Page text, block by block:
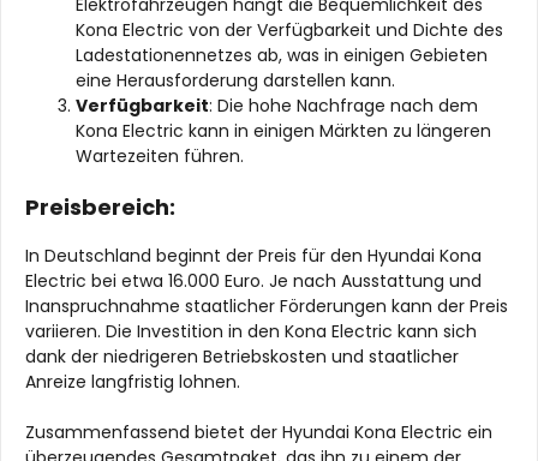
Kona Electric von der Verfügbarkeit und Dichte des
Ladestationennetzes ab, was in einigen Gebieten
eine Herausforderung darstellen kann.
Verfügbarkeit: Die hohe Nachfrage nach dem
Kona Electric kann in einigen Märkten zu längeren
Wartezeiten führen.
Preisbereich:
In Deutschland beginnt der Preis für den Hyundai Kona
Electric bei etwa 16.000 Euro. Je nach Ausstattung und
Inanspruchnahme staatlicher Förderungen kann der Preis
variieren. Die Investition in den Kona Electric kann sich
dank der niedrigeren Betriebskosten und staatlicher
Anreize langfristig lohnen.
Zusammenfassend bietet der Hyundai Kona Electric ein